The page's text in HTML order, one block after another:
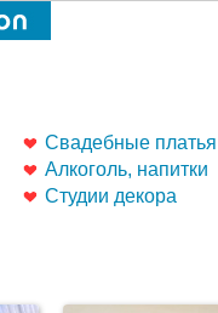
Свадебные платья
Алкоголь, напитки
Студии декора